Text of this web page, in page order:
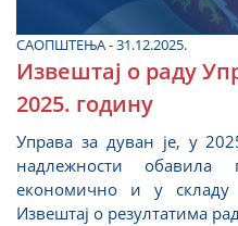
САОПШТЕЊА - 31.12.2025.
Извештај о раду
2025. годину
Управа за дуван је, у
надлежности обавила
економично и у складу
Извештај о резултатима